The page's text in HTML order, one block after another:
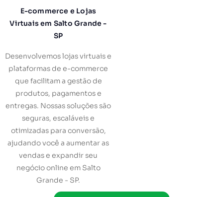
E-commerce e Lojas
Virtuais em Salto Grande -
SP
Desenvolvemos lojas virtuais e
plataformas de e-commerce
que facilitam a gestão de
produtos, pagamentos e
entregas. Nossas soluções são
seguras, escaláveis e
otimizadas para conversão,
ajudando você a aumentar as
vendas e expandir seu
negócio online em Salto
Grande - SP.